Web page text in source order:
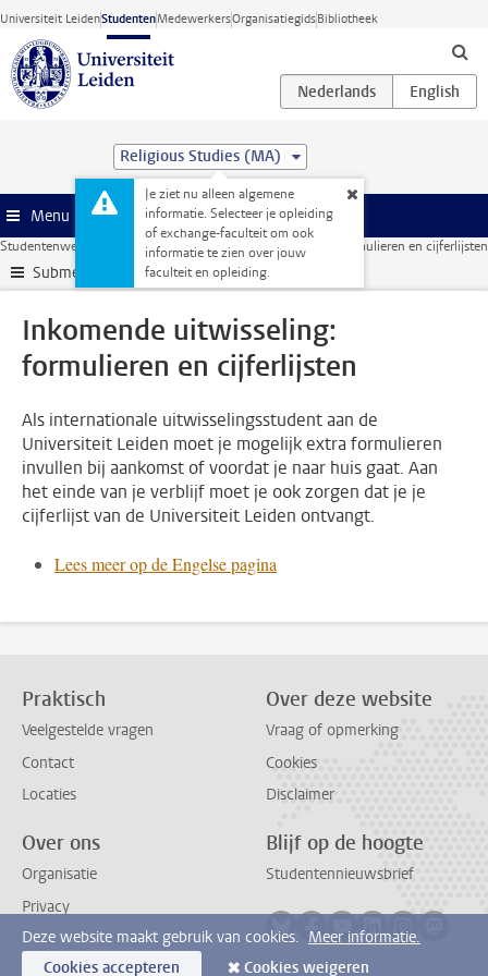
Ga direct naar de inhoud
Universiteit LeidenStudentenMedewerkersOrganisatiegidsBibliotheek
Religious Studies (MA)
Je ziet nu alleen algemene
informatie. Selecteer je opleiding
of exchange-faculteit om ook
informatie te zien over jouw
faculteit en opleiding.
Menu
Studentenwebsite Administratie Inkomende uitwisseling: formulieren en cijferlijsten
Submenu
Inkomende uitwisseling:
formulieren en cijferlijsten
Als internationale uitwisselingsstudent aan de
Universiteit Leiden moet je mogelijk extra formulieren
invullen bij aankomst of voordat je naar huis gaat. Aan
het einde van je verblijf moet je ook zorgen dat je je
cijferlijst van de Universiteit Leiden ontvangt.
Lees meer op de Engelse pagina
Praktisch
Veelgestelde vragen
Contact
Locaties
Over deze website
Vraag of opmerking
Cookies
Disclaimer
Over ons
Organisatie
Privacy
Blijf op de hoogte
Studentennieuwsbrief
Deze website maakt gebruik van cookies. Meer informatie.
Cookies accepteren
Cookies weigeren